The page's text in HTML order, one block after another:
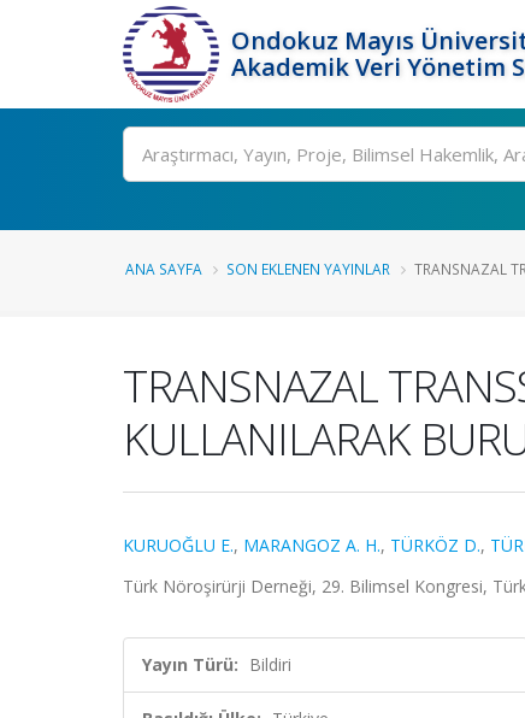
Ondokuz Mayıs
Akademik Veri Yönetim
Ara
ANA SAYFA SON EKLENEN YAYINLAR TRANSNAZAL
TRANSNAZAL
KULLANILARAK
KURUOĞLU E., MARANGOZ A. H., TÜRKÖZ D.,
Türk Nöroşirürji Derneği, 29. Bilimsel Kongresi,
Yayın Türü: Bildiri